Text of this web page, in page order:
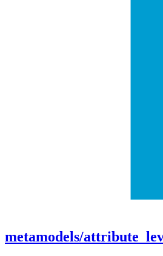
metamodels/